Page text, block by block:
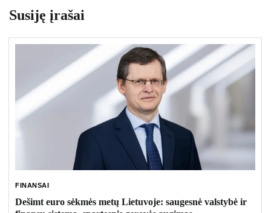
Susiję įrašai
FINANSAI
Dešimt euro sėkmės metų Lietuvoje: saugesnė valstybė ir